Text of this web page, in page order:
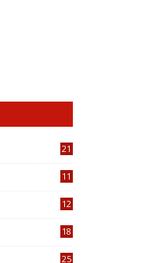
21
11
12
18
25